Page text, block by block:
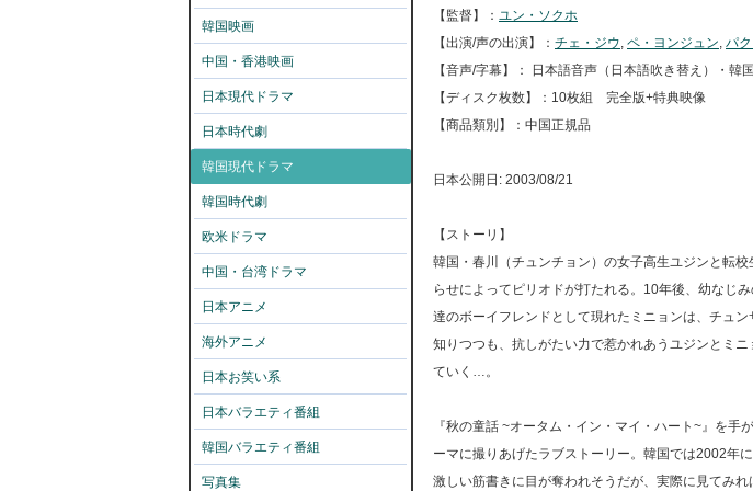
韓国映画
中国・香港映画
日本現代ドラマ
日本時代劇
韓国現代ドラマ
韓国時代劇
欧米ドラマ
中国・台湾ドラマ
日本アニメ
海外アニメ
日本お笑い系
日本バラエティ番組
韓国バラエティ番組
写真集
【監督】： ユン・ソクホ
【出演/声の出演】： チェ・ジウ, ペ・ヨンジュン, パ
【音声/字幕】： 日本語音声（日本語吹き替え）・韓
【ディスク枚数】：10枚組 完全版+特典映像
【商品類別】：中国正規品
日本公開日: 2003/08/21
【ストーリ】
韓国・春川（チュンチョン）の女子高生ユジンと転
らせによってピリオドが打たれる。10年後、幼なじ
達のボーイフレンドとして現れたミニョンは、チュ
知りつつも、抗しがたい力で惹かれあうユジンとミ
ていく…。
『秋の童話 ~オータム・イン・マイ・ハート~』を手
ーマに撮りあげたラブストーリー。韓国では2002年
激しい筋書きに目が奪われそうだが、実際に見てみ